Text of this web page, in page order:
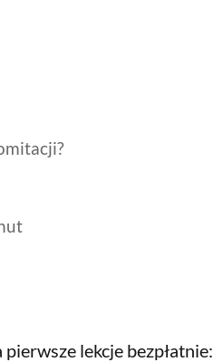
pierwsze lekcje bezpłatnie: